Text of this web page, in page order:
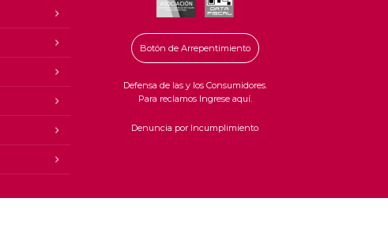
Botón de Arrepentimiento
Defensa de las y los Consumidores.
Para reclamos Ingrese aquí.
Denuncia por Incumplimiento